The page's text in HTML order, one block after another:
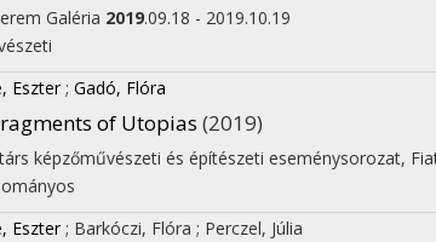
Galéria 2019.09.18 - 2019.10.19
Eszter ; Gadó, Flóra
of Utopias (2019)
képzőművészeti és építészeti eseménysorozat,
Eszter ; Barkóczi, Flóra ; Perczel, Júlia